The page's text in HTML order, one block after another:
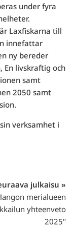
under fyra
Laxfiskarna till
innefattar
ny bereder
En livskraftig och
samt
2050 samt
verksamhet i
julkaisu »
merialueen
yhteenveto
2025"